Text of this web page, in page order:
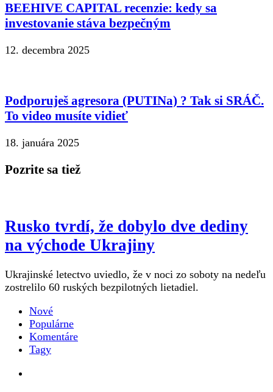
BEEHIVE CAPITAL recenzie: kedy sa
investovanie stáva bezpečným
12. decembra 2025
Podporuješ agresora (PUTINa) ? Tak si SRÁČ.
To video musíte vidieť
18. januára 2025
Pozrite sa tiež
Rusko tvrdí, že dobylo dve dediny
na východe Ukrajiny
Ukrajinské letectvo uviedlo, že v noci zo soboty na nedeľu
zostrelilo 60 ruských bezpilotných lietadiel.
Nové
Populárne
Komentáre
Tagy